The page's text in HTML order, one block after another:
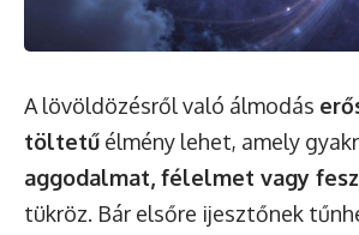
A lövöldözésről való álmodás
töltetű élmény lehet, amely
aggodalmat, félelmet vagy
tükröz. Bár elsőre ijesztőnek